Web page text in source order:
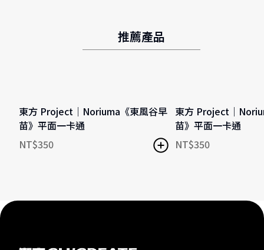
推薦產品
東方 Project｜Noriuma《東風谷早
苗》平面一卡通
NT$350
東方 Project｜
苗》平面一卡通
NT$350